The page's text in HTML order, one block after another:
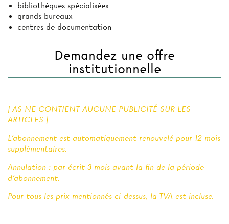
bibliothèques spécialisées
grands bureaux
centres de documentation
Demandez une offre
institutionnelle
| AS NE CONTIENT AUCUNE PUBLICITÉ SUR LES
ARTICLES |
L'abonnement est automatiquement renouvelé pour 12 mois
supplémentaires.
Annulation : par écrit 3 mois avant la fin de la période
d'abonnement.
Pour tous les prix mentionnés ci-dessus, la TVA est incluse.